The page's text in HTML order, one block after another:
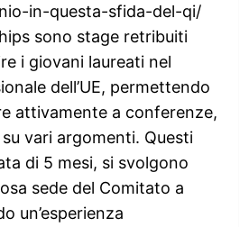
in-questa-sfida-del-qi/
sono stage retribuiti
i giovani laureati nel
dell’UE, permettendo
attivamente a conferenze,
vari argomenti. Questi
di 5 mesi, si svolgono
sede del Comitato a
un’esperienza